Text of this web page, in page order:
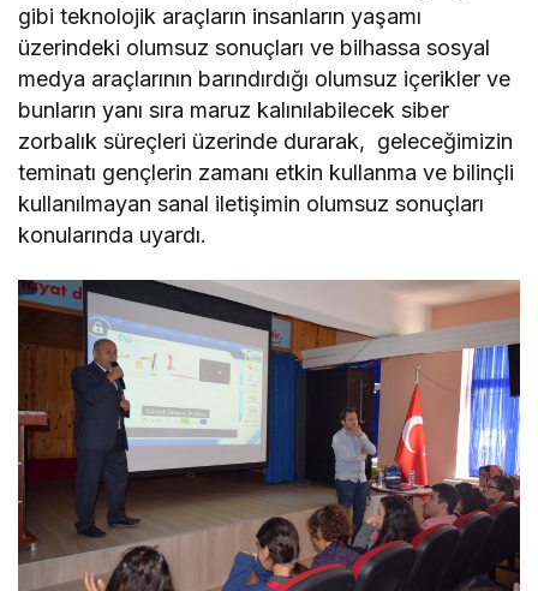
gibi teknolojik araçların insanların yaşamı
üzerindeki olumsuz sonuçları ve bilhassa sosyal
medya araçlarının barındırdığı olumsuz içerikler ve
bunların yanı sıra maruz kalınılabilecek siber
zorbalık süreçleri üzerinde durarak, geleceğimizin
teminatı gençlerin zamanı etkin kullanma ve bilinçli
kullanılmayan sanal iletişimin olumsuz sonuçları
konularında uyardı.